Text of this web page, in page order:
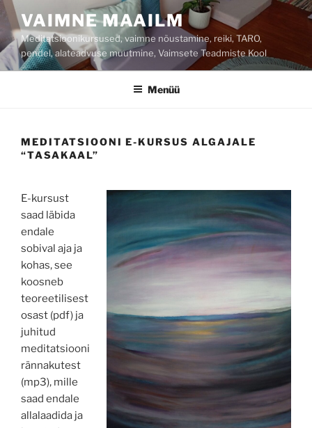
Liigu
sisu
juurde
VAIMNE MAAILM
Meditatsioonikursused, vaimne nõustamine, reiki, TARO,
pendel, alateadvuse muutmine, Vaimsete Teadmiste Kool
Menüü
MEDITATSIOONI E-KURSUS ALGAJALE
“TASAKAAL”
E-kursust
saad läbida
endale
sobival aja ja
kohas, see
koosneb
teoreetilisest
osast (pdf) ja
juhitud
meditatsiooni
rännakutest
(mp3), mille
saad endale
allalaadida ja